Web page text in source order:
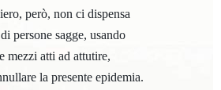
però, non ci dispensa
persone sagge, usando
mezzi atti ad attutire,
la presente epidemia.